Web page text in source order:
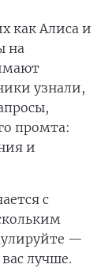
как Алиса и
на
узнали,
промта:
и
с
—
лучше.